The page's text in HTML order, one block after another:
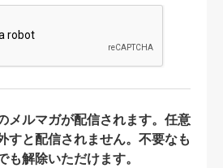
メルマガが配信されます。任意
すと配信されません。不要なも
解除いただけます。